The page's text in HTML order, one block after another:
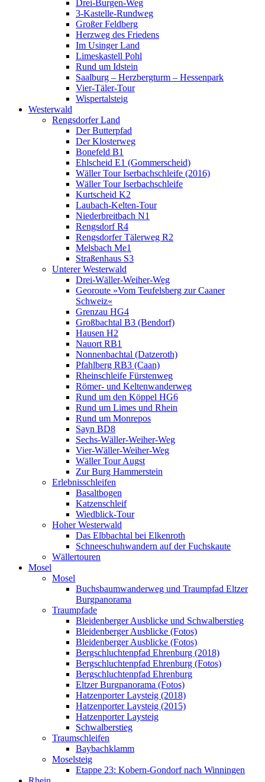
Drei-Burgen-Weg
3-Kastelle-Rundweg
Großer Feldberg
Herzweg des Friedens
Im Usinger Land
Limeskastell Pohl
Rund um Idstein
Saalburg – Herzbergturm – Hessenpark
Vier-Täler-Tour
Wispertalsteig
Westerwald
Rengsdorfer Land
Der Butterpfad
Der Klosterweg
Bonefeld B1
Ehlscheid E1 (Gommerscheid)
Wäller Tour Iserbachschleife (2016)
Wäller Tour Iserbachschleife
Kurtscheid K2
Laubach-Kelten-Tour
Niederbreitbach N1
Rengsdorf R4
Rengsdorfer Tälerweg R2
Melsbach Me1
Straßenhaus S3
Unterer Westerwald
Drei-Wäller-Weiher-Weg
Georoute »Vom Teufelsberg zur Caaner
Schweiz«
Grenzau HG4
Großbachtal B3 (Bendorf)
Hausen H2
Nauort RB1
Nonnenbachtal (Datzeroth)
Pfahlberg RB3 (Caan)
Rheinschleife Fürstenweg
Römer- und Keltenwanderweg
Rund um den Köppel HG6
Rund um Limes und Rhein
Rund um Monrepos
Sayn BD8
Sechs-Wäller-Weiher-Weg
Vier-Wäller-Weiher-Weg
Wäller Tour Augst
Zur Burg Hammerstein
Erlebnisschleifen
Basaltbogen
Katzenschleif
Wiedblick-Tour
Hoher Westerwald
Das Elbbachtal bei Elkenroth
Schneeschuhwandern auf der Fuchskaute
Wällertouren
Mosel
Mosel
Buchsbaumwanderweg und Traumpfad Eltzer
Burgpanorama
Traumpfade
Bleidenberger Ausblicke und Schwalberstieg
Bleidenberger Ausblicke (Fotos)
Bleidenberger Ausblicke (Fotos)
Bergschluchtenpfad Ehrenburg (2018)
Bergschluchtenpfad Ehrenburg (Fotos)
Bergschluchtenpfad Ehrenburg
Eltzer Burgpanorama (Fotos)
Hatzenporter Laysteig (2018)
Hatzenporter Laysteig (2015)
Hatzenporter Laysteig
Schwalberstieg
Traumschleifen
Baybachklamm
Moselsteig
Etappe 23: Kobern-Gondorf nach Winningen